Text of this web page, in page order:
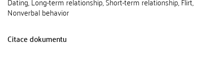
Nonverbal behavior
Citace dokumentu